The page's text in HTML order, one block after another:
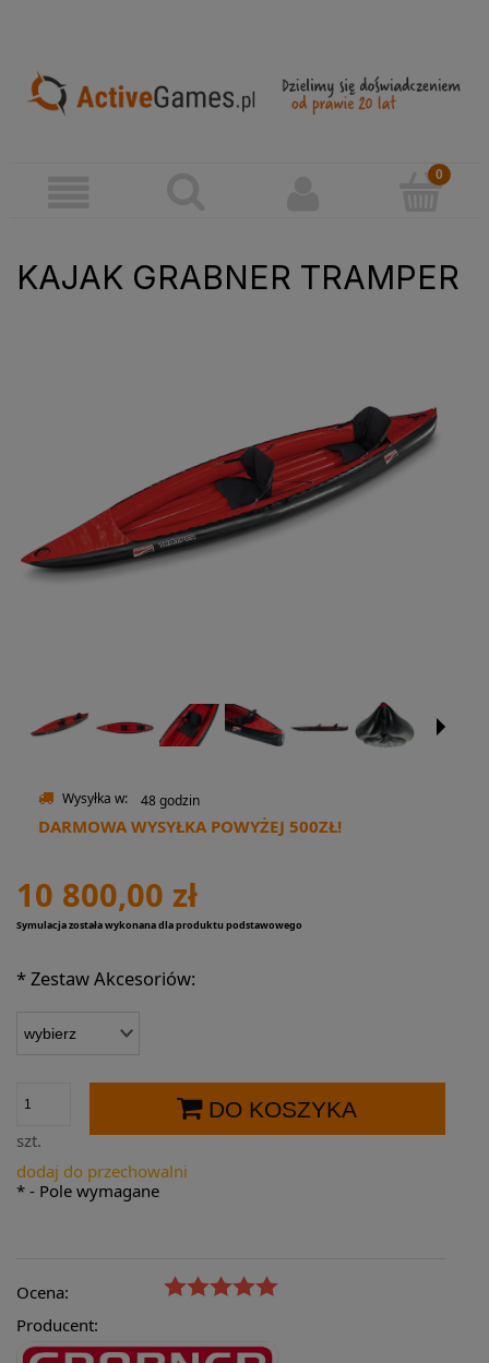
KAJAK GRABNER TRAMPER
Wysyłka w: 48 godzin
DARMOWA WYSYŁKA POWYŻEJ 500ZŁ!
10 800,00 zł
Symulacja została wykonana dla produktu podstawowego
*Zestaw Akcesoriów:
szt.
DO KOSZYKA
dodaj do przechowalni
* - Pole wymagane
Ocena:
Producent: